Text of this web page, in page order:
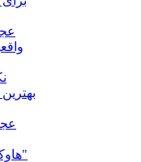
هاوكينگ : "موجودات فضايي وجود دارند"